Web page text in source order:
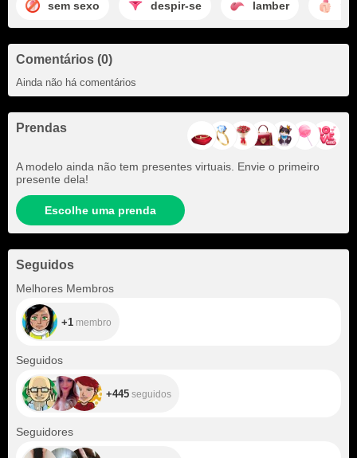
sem sexo despir-se lamber
Comentários (0)
Ainda não há comentários
Prendas
A modelo ainda não tem presentes virtuais. Envie o primeiro
presente dela!
Escolhe uma prenda
Seguidos
Melhores Membros
+1
+1 membro
Seguidos
+445 seguidos
Seguidores